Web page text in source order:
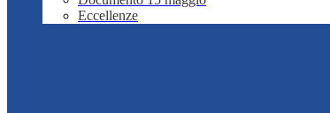
Eccellenze